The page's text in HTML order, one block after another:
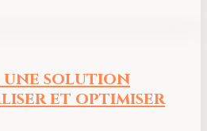
une solution
et optimiser